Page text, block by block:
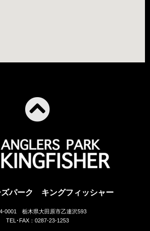
ズパーク キングフィッシャー
0001 栃木県大田原市乙連沢593
TEL･FAX：0287-23-1253